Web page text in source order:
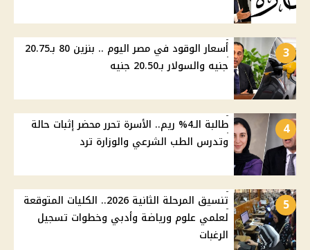
3
أسعار الوقود في مصر اليوم .. بنزين 80 بـ20.75
جنيه والسولار بـ20.50 جنيه
4
طالبة الـ4% ريم.. الأسرة تحرر محضر إثبات حالة
وتدرس الطب الشرعي والوزارة ترد
5
تنسيق المرحلة الثانية 2026.. الكليات المتوقعة
لعلمي علوم ورياضة وأدبي وخطوات تسجيل
الرغبات